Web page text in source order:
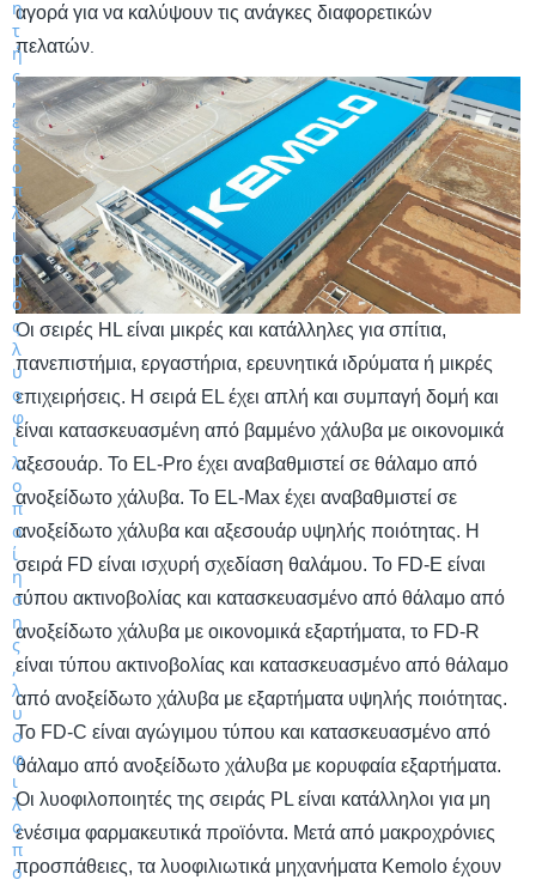
αγορά για να καλύψουν τις ανάγκες διαφορετικών
πελατών
Οι σειρές HL είναι μικρές και κατάλληλες για σπίτια,
πανεπιστήμια, εργαστήρια, ερευνητικά ιδρύματα ή μικρές
επιχειρήσεις. Η σειρά EL έχει απλή και συμπαγή δομή και
είναι κατασκευασμένη από βαμμένο χάλυβα με οικονομικά
αξεσουάρ. Το EL-Pro έχει αναβαθμιστεί σε θάλαμο από
ανοξείδωτο χάλυβα. Το EL-Max έχει αναβαθμιστεί σε
ανοξείδωτο χάλυβα και αξεσουάρ υψηλής ποιότητας. Η
σειρά FD είναι ισχυρή σχεδίαση θαλάμου. Το FD-E είναι
τύπου ακτινοβολίας και κατασκευασμένο από θάλαμο από
ανοξείδωτο χάλυβα με οικονομικά εξαρτήματα, το FD-R
είναι τύπου ακτινοβολίας και κατασκευασμένο από θάλαμο
από ανοξείδωτο χάλυβα με εξαρτήματα υψηλής ποιότητας.
Το FD-C είναι αγώγιμου τύπου και κατασκευασμένο από
θάλαμο από ανοξείδωτο χάλυβα με κορυφαία εξαρτήματα.
Οι λυοφιλοποιητές της σειράς PL είναι κατάλληλοι για μη
ενέσιμα φαρμακευτικά προϊόντα. Μετά από μακροχρόνιες
προσπάθειες, τα λυοφιλιωτικά μηχανήματα Kemolo έχουν